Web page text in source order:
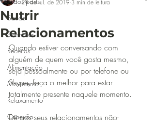
Saúde
Bem-estar
Receitas
Alimentação
Movimento
Relaxamento
Conexão
Nutrir
Relacionamentos
29 de jul. de 2019 3 min de leitura
Quando estiver conversando com
alguém de quem você gosta mesmo,
seja pessoalmente ou por telefone ou
Skype, faça o melhor para estar
totalmente presente naquele momento.
Dê aos seus relacionamentos não-